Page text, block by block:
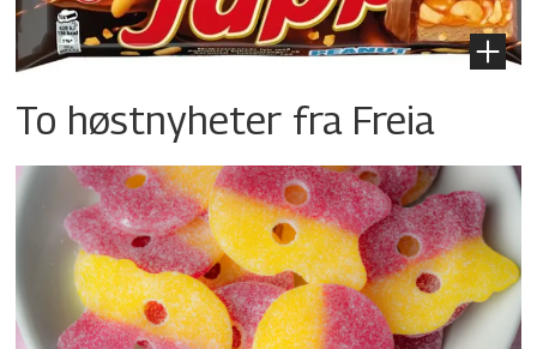
To høstnyheter fra Freia